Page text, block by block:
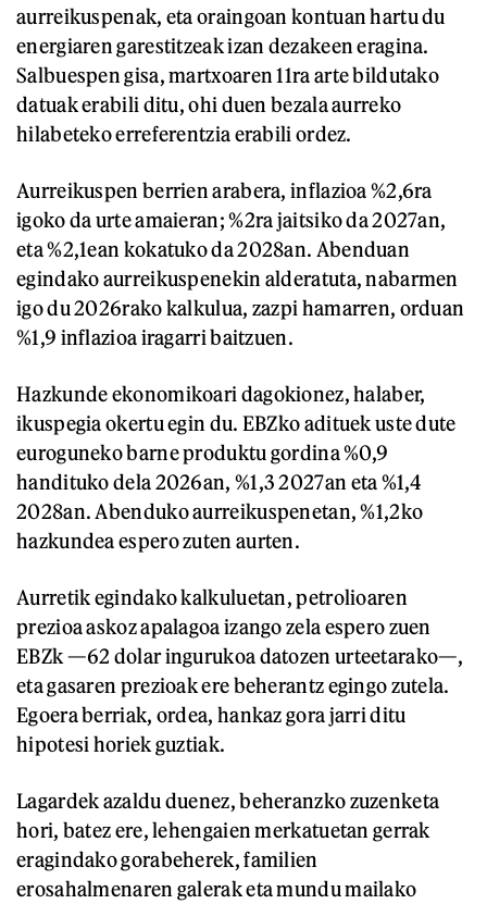
aurreikuspenak, eta oraingoan kontuan hartu du
energiaren garestitzeak izan dezakeen eragina.
Salbuespen gisa, martxoaren 11ra arte bildutako
datuak erabili ditu, ohi duen bezala aurreko
hilabeteko erreferentzia erabili ordez.
Aurreikuspen berrien arabera, inflazioa %2,6ra
igoko da urte amaieran; %2ra jaitsiko da 2027an,
eta %2,1ean kokatuko da 2028an. Abenduan
egindako aurreikuspenekin alderatuta, nabarmen
igo du 2026rako kalkulua, zazpi hamarren, orduan
%1,9 inflazioa iragarri baitzuen.
Hazkunde ekonomikoari dagokionez, halaber,
ikuspegia okertu egin du. EBZko adituek uste dute
euroguneko barne produktu gordina %0,9
handituko dela 2026an, %1,3 2027an eta %1,4
2028an. Abenduko aurreikuspenetan, %1,2ko
hazkundea espero zuten aurten.
Aurretik egindako kalkuluetan, petrolioaren
prezioa askoz apalagoa izango zela espero zuen
EBZk —62 dolar ingurukoa datozen urteetarako—,
eta gasaren prezioak ere beherantz egingo zutela.
Egoera berriak, ordea, hankaz gora jarri ditu
hipotesi horiek guztiak.
Lagardek azaldu duenez, beheranzko zuzenketa
hori, batez ere, lehengaien merkatuetan gerrak
eragindako gorabeherek, familien
erosahalmenaren galerak eta mundu mailako